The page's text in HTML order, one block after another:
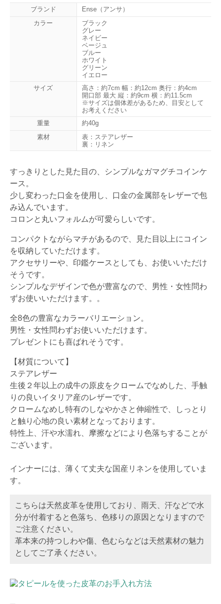
ブランド
Ense（アンサ）
カラー
ブラック
グレー
ネイビー
ベージュ
ブルー
ホワイト
グリーン
イエロー
サイズ
高さ：約7cm 幅：約12cm 奥行：約4cm
開口部 最大 縦：約9cm 横：約11.5cm
※サイズは個体差があるため、目安として
お考えください
重量
約40g
素材
表：ステアレザー
裏：リネン
すっきりとした見た目の、シンプルなガマグチコインケ
ース。
少し変わった口金を使用し、口金の金属部をレザーで包
み込んでいます。
コロンと丸いフォルムが可愛らしいです。
コンパクトながらマチがあるので、見た目以上にコイン
を収納していただけます。
アクセサリーや、印鑑ケースとしても、お使いいただけ
そうです。
シンプルなデザインで色が豊富なので、男性・女性問わ
ずお使いいただけます。。
全8色の豊富なカラーバリエーション。
男性・女性問わずお使いいただけます。
プレゼントにも喜ばれそうです。
【材質について】
ステアレザー
生後２年以上の成牛の原皮をクロームでなめした、手触
りの良いイタリア産のレザーです。
クロームなめし特有のしなやかさと伸縮性で、しっとり
と触り心地の良い素材となっております。
特性上、汗や水濡れ、摩擦などにより色落ちすることが
ございます。
インナーには、薄くて丈夫な国産リネンを使用していま
す。
こちらは天然皮革を使用しており、雨天、汗などで水
分が付着すると色落ち、色移りの原因となりますので
ご注意ください。
革本来の持つしわや傷、色むらなどは天然素材の魅力
としてご了承ください。